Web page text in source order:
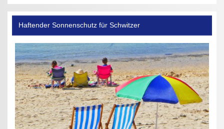
Haftender Sonnenschutz für Schwitzer